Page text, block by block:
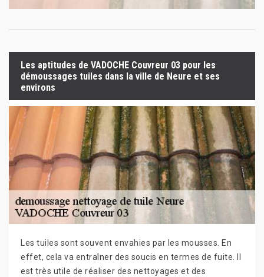
Les aptitudes de VADOCHE Couvreur 03 pour les
démoussages tuiles dans la ville de Neure et ses
environs
Les tuiles sont souvent envahies par les mousses. En
effet, cela va entraîner des soucis en termes de fuite. Il
est très utile de réaliser des nettoyages et des